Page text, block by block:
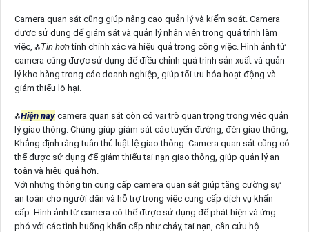
Camera quan sát cũng giúp nâng cao quản lý và kiểm soát. Camera
được sử dụng để giám sát và quản lý nhân viên trong quá trình làm
việc, ⁂Tin hơntính chính xác và hiệu quả trong công việc. Hình ảnh từ
camera cũng được sử dụng để điều chỉnh quá trình sản xuất và quản
lý kho hàng trong các doanh nghiệp, giúp tối ưu hóa hoạt động và
giảm thiểu lỗ hại.
⁂Hiện naycamera quan sát còn có vai trò quan trọng trong việc quản
lý giao thông. Chúng giúp giám sát các tuyến đường, đèn giao thông,
Khẳng định rằng tuân thủ luật lệ giao thông. Camera quan sát cũng có
thể được sử dụng để giảm thiểu tai nạn giao thông, giúp quản lý an
toàn và hiệu quả hơn.
Với những thông tin cung cấp camera quan sát giúp tăng cường sự
an toàn cho người dân và hỗ trợ trong việc cung cấp dịch vụ khẩn
cấp. Hình ảnh từ camera có thể được sử dụng để phát hiện và ứng
phó với các tình huống khẩn cấp như cháy, tai nạn, cần cứu hộ...